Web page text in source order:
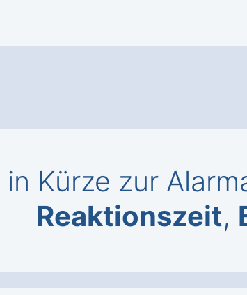
in Kürze zur
Reaktionszeit,